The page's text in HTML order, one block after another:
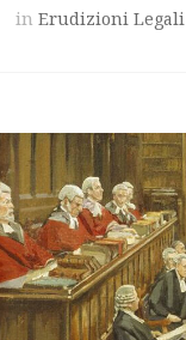
in Erudizioni Legali